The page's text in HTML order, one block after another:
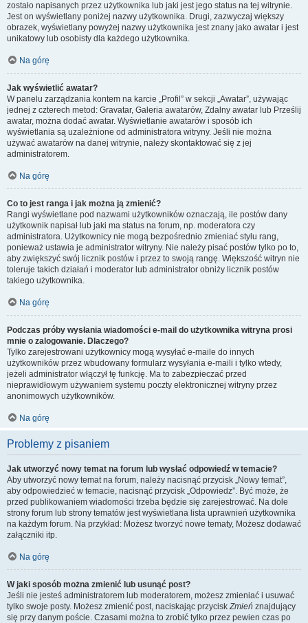
zostało napisanych przez użytkownika lub jaki jest jego status na tej witrynie.
Jest on wyświetlany poniżej nazwy użytkownika. Drugi, zazwyczaj większy
obrazek, wyświetlany powyżej nazwy użytkownika jest znany jako awatar i jest
unikatowy lub osobisty dla każdego użytkownika.
Na górę
Jak wyświetlić awatar?
W panelu zarządzania kontem na karcie „Profil” w sekcji „Awatar”, używając
jednej z czterech metod: Gravatar, Galeria awatarów, Zdalny awatar lub Prześlij
awatar, można dodać awatar. Wyświetlanie awatarów i sposób ich
wyświetlania są uzależnione od administratora witryny. Jeśli nie można
używać awatarów na danej witrynie, należy skontaktować się z jej
administratorem.
Na górę
Co to jest ranga i jak można ją zmienić?
Rangi wyświetlane pod nazwami użytkowników oznaczają, ile postów dany
użytkownik napisał lub jaki ma status na forum, np. moderatora czy
administratora. Użytkownicy nie mogą bezpośrednio zmieniać stylu rang,
ponieważ ustawia je administrator witryny. Nie należy pisać postów tylko po to,
aby zwiększyć swój licznik postów i przez to swoją rangę. Większość witryn nie
toleruje takich działań i moderator lub administrator obniży licznik postów
takiego użytkownika.
Na górę
Podczas próby wysłania wiadomości e-mail do użytkownika witryna prosi
mnie o zalogowanie. Dlaczego?
Tylko zarejestrowani użytkownicy mogą wysyłać e-maile do innych
użytkowników przez wbudowany formularz wysyłania e-maili i tylko wtedy,
jeżeli administrator włączył tę funkcję. Ma to zabezpieczać przed
nieprawidłowym używaniem systemu poczty elektronicznej witryny przez
anonimowych użytkowników.
Na górę
Problemy z pisaniem
Jak utworzyć nowy temat na forum lub wysłać odpowiedź w temacie?
Aby utworzyć nowy temat na forum, należy nacisnąć przycisk „Nowy temat”,
aby odpowiedzieć w temacie, nacisnąć przycisk „Odpowiedz”. Być może, że
przed publikowaniem wiadomości trzeba będzie się zarejestrować. Na dole
strony forum lub strony tematów jest wyświetlana lista uprawnień użytkownika
na każdym forum. Na przykład: Możesz tworzyć nowe tematy, Możesz dodawać
załączniki itp.
Na górę
W jaki sposób można zmienić lub usunąć post?
Jeśli nie jesteś administratorem lub moderatorem, możesz zmieniać i usuwać
tylko swoje posty. Możesz zmienić post, naciskając przyciskZmień znajdujący
się przy danym poście. Czasami można to zrobić tylko przez pewien czas po